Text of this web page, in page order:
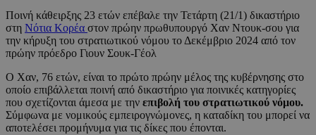
Ποινή κάθειρξης 23 ετών επέβαλε την Τετάρτη (21/1) δικαστήριο
στη Νότια Κορέα στον πρώην πρωθυπουργό Χαν Ντουκ-σου για
την κήρυξη του στρατιωτικού νόμου το Δεκέμβριο 2024 από τον
πρώην πρόεδρο Γιουν Σουκ-Γέολ
Ο Χαν, 76 ετών, είναι το πρώτο πρώην μέλος της κυβέρνησης στο
οποίο επιβάλλεται ποινή από δικαστήριο για ποινικές κατηγορίες
που σχετίζονται άμεσα με την επιβολή του στρατιωτικού νόμου.
Σύμφωνα με νομικούς εμπειρογνώμονες, η καταδίκη του μπορεί να
αποτελέσει προμήνυμα για τις δίκες που έπονται.